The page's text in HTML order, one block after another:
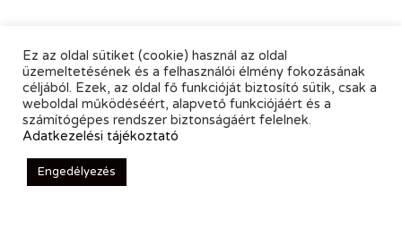
Ez az oldal sütiket (cookie) használ az oldal
üzemeltetésének és a felhasználói élmény fokozásának
céljából. Ezek, az oldal fő funkcióját biztosító sütik, csak a
weboldal működéséért, alapvető funkciójáért és a
számítógépes rendszer biztonságáért felelnek.
Adatkezelési tájékoztató
Engedélyezés